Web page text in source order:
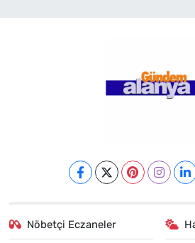
Nöbetçi Eczaneler